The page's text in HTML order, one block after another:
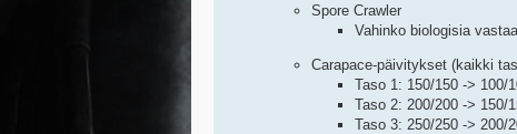
Spore Crawler
Vahinko biologisia
Carapace-päivitykset (kaikki
Taso 1: 150/150 -> 100/
Taso 2: 200/200 -> 150/
Taso 3: 250/250 -> 200/